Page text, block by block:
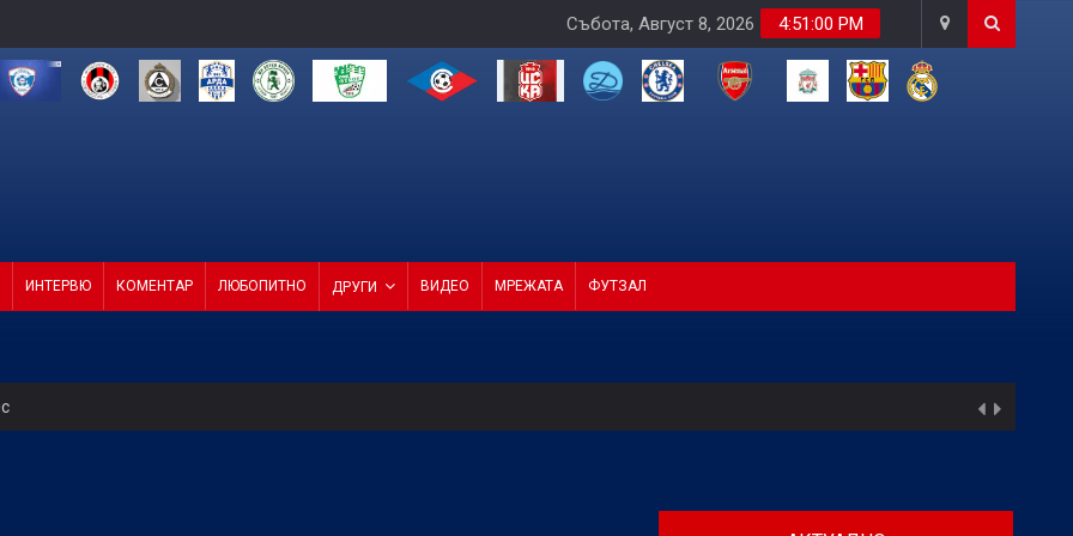
4:51:01 PM
Събота, Август 8, 2026
ИНТЕРВЮ КОМЕНТАР ЛЮБОПИТНО ДРУГИ ВИДЕО МРЕЖАТА ФУТЗАЛ
1948 0:0